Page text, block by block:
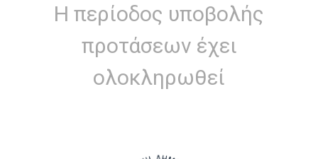
Η περίοδος υποβολής
προτάσεων έχει
ολοκληρωθεί